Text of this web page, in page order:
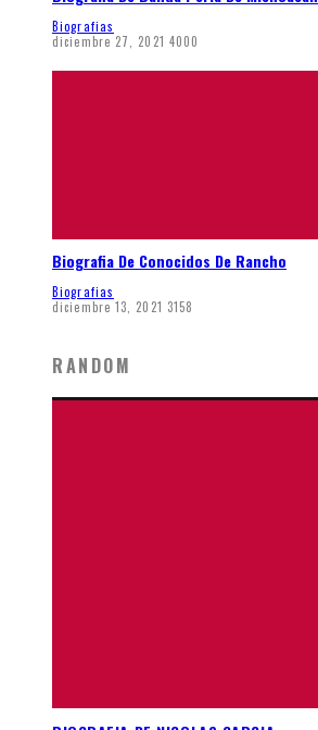
Biografias
diciembre 27, 2021 4000
Biografia De Conocidos De Rancho
Biografias
diciembre 13, 2021 3158
RANDOM